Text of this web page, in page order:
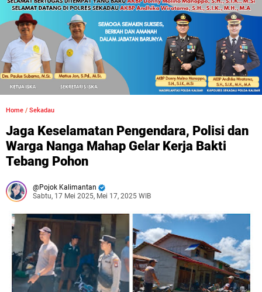
Home / Sekadau
Jaga Keselamatan Pengendara, Polisi dan
Warga Nanga Mahap Gelar Kerja Bakti
Tebang Pohon
Pojok Kalimantan
Sabtu, 17 Mei 2025, Mei 17, 2025 WIB